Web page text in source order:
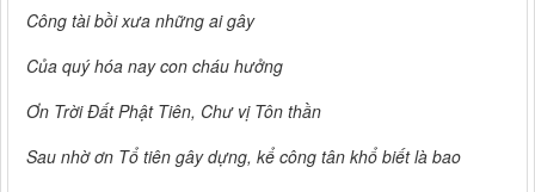
Công tài bồi xưa những ai gây
Của quý hóa nay con cháu hưởng
Ơn Trời Đất Phật Tiên, Chư vị Tôn thần
Sau nhờ ơn Tổ tiên gây dựng, kể công tân khổ biết là bao